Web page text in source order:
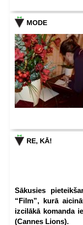
MODE
RE, KĀ!
Sākusies
“Film”, kurā
izcilākā komanda
(Cannes Lions).